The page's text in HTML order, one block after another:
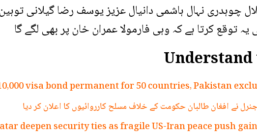
چوہدری نہال ہاشمی دانیال عزیز یوسف رضا گیلانی
توقع کرتا ہے کہ وہی فارمولا عمران خان پر بھی لگے گا
visa bond permanent for 50 countries, Pakistan
نے افغان طالبان حکومت کے خلاف مسلح کارروائیوں کا اعلان کر دیا
deepen security ties as fragile US-Iran peace push